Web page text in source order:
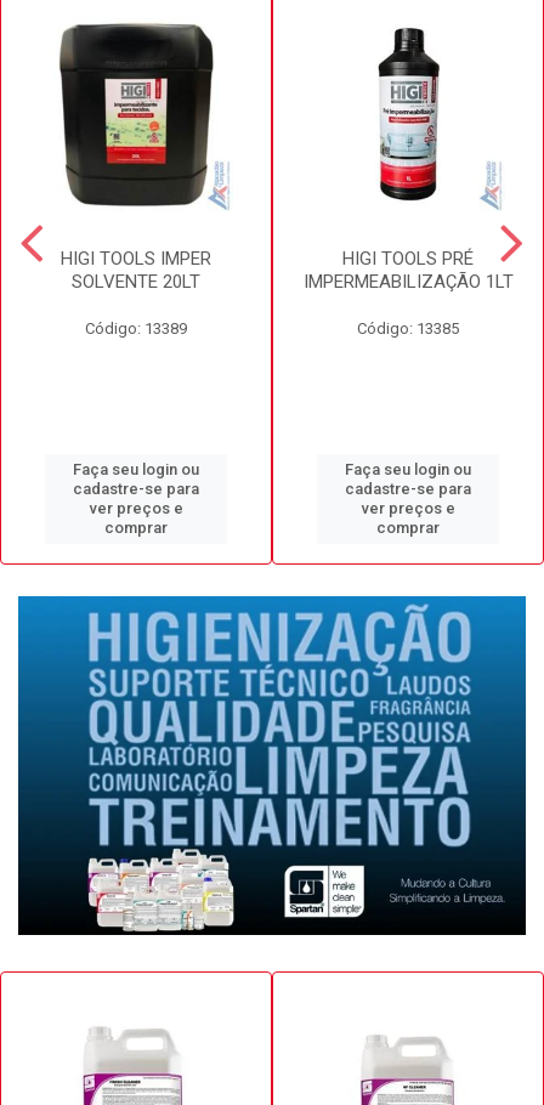
HIGI TOOLS IMPER
SOLVENTE 20LT
Código: 13389
Faça seu login ou
cadastre-se para
ver preços e
comprar
HIGI TOOLS PRÉ
IMPERMEABILIZAÇÃO 1LT
Código: 13385
Faça seu login ou
cadastre-se para
ver preços e
comprar